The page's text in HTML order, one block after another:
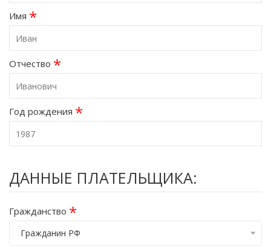
Имя *
Отчество *
Год рождения *
ДАННЫЕ ПЛАТЕЛЬЩИКА:
Гражданство *
Гражданин РФ